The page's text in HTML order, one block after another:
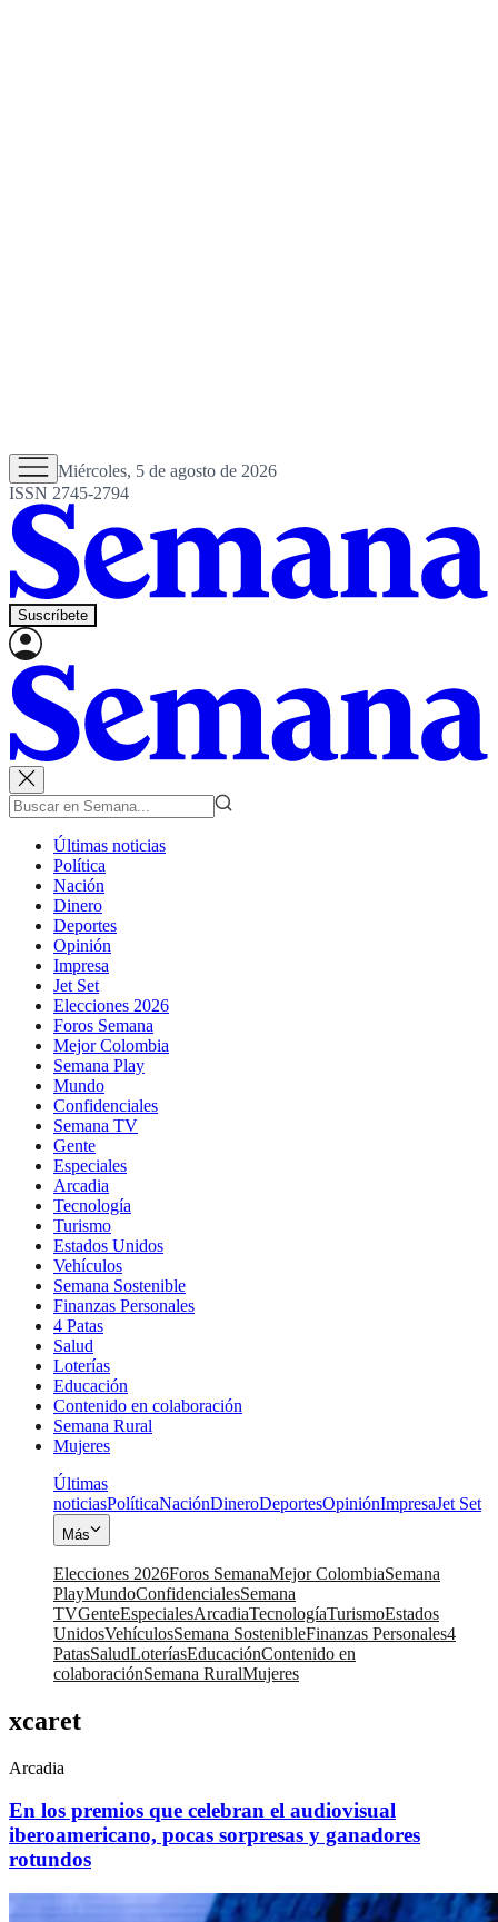
Miércoles, 5 de agosto de 2026
ISSN 2745-2794
Suscríbete
Últimas noticias
Política
Nación
Dinero
Deportes
Opinión
Impresa
Jet Set
Elecciones 2026
Foros Semana
Mejor Colombia
Semana Play
Mundo
Confidenciales
Semana TV
Gente
Especiales
Arcadia
Tecnología
Turismo
Estados Unidos
Vehículos
Semana Sostenible
Finanzas Personales
4 Patas
Salud
Loterías
Educación
Contenido en colaboración
Semana Rural
Mujeres
Últimas
noticiasPolíticaNaciónDineroDeportesOpiniónImpresaJet Set
Más
Elecciones 2026Foros SemanaMejor ColombiaSemana
PlayMundoConfidencialesSemana
TVGenteEspecialesArcadiaTecnologíaTurismoEstados
UnidosVehículosSemana SostenibleFinanzas Personales4
PatasSaludLoteríasEducaciónContenido en
colaboraciónSemana RuralMujeres
xcaret
Arcadia
En los premios que celebran el audiovisual
iberoamericano, pocas sorpresas y ganadores
rotundos